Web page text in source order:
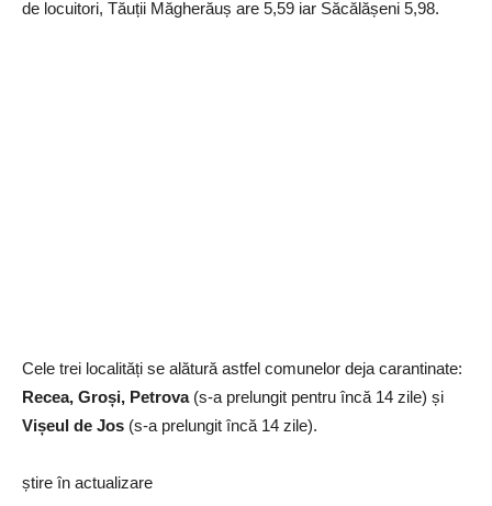
de locuitori, Tăuții Măgherăuș are 5,59 iar Săcălășeni 5,98.
Cele trei localități se alătură astfel comunelor deja carantinate:
Recea, Groși, Petrova(s-a prelungit pentru încă 14 zile) și
Vișeul de Jos (s-a prelungit încă 14 zile).
știre în actualizare